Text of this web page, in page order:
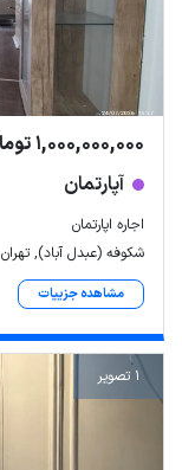
1,000,000,000 تومان رهن
آپارتمان
اجاره اپارتمان
شکوفه (عبدل آباد), تهران
مشاهده جزییات
1 تصویر